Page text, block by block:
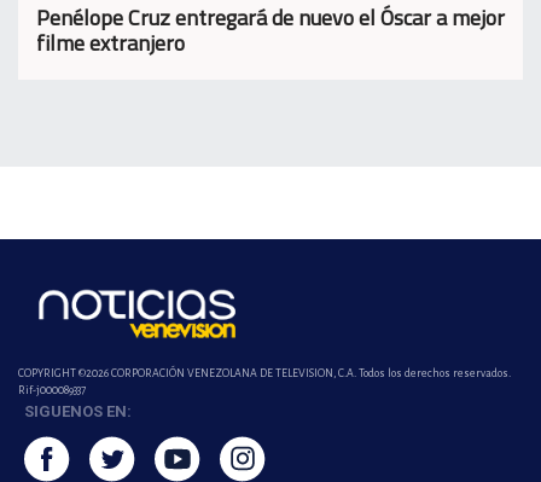
Penélope Cruz entregará de nuevo el Óscar a mejor
filme extranjero
COPYRIGHT ©2026 CORPORACIÓN VENEZOLANA DE TELEVISION, C.A. Todos los derechos reservados.
Rif-j000089337
SIGUENOS EN: